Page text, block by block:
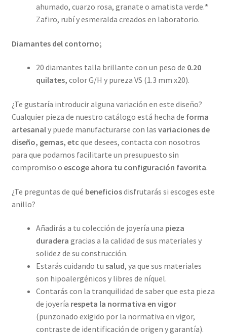
ahumado, cuarzo rosa, granate o amatista verde.*
Zafiro, rubí y esmeralda creados en laboratorio.
Diamantes del contorno;
20 diamantes talla brillante con un peso de 0.20
quilates, color G/H y pureza VS (1.3 mm x20).
¿Te gustaría introducir alguna variación en este diseño?
Cualquier pieza de nuestro catálogo está hecha de forma
artesanaly puede manufacturarse con las variaciones de
diseño, gemas, etc que desees, contacta con nosotros
para que podamos facilitarte un presupuesto sin
compromiso o escoge ahora tu configuración favorita.
¿Te preguntas de qué beneficiosdisfrutarás si escoges este
anillo?
Añadirás a tu colección de joyería una pieza
duradera gracias a la calidad de sus materiales y
solidez de su construcción.
Estarás cuidando tu salud, ya que sus materiales
son hipoalergénicos y libres de níquel.
Contarás con la tranquilidad de saber que esta pieza
de joyería respeta la normativa en vigor
(punzonado exigido por la normativa en vigor,
contraste de identificación de origen y garantía).